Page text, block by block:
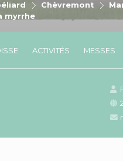
Chèvremont
myrrhe
ACTIVITÉS MESSES